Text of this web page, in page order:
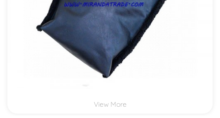
View More